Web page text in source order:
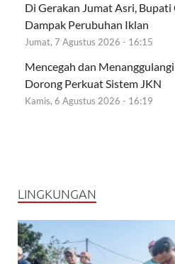
Di Gerakan Jumat Asri,
Dampak Perubuhan Iklan
Jumat, 7 Agustus 2026 - 16:15
Mencegah dan
Dorong Perkuat Sistem JKN
Kamis, 6 Agustus 2026 - 16:19
LINGKUNGAN